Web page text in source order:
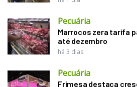
Pecuária
Marrocos zera tarifa
até dezembro
há 3 dias
Pecuária
Frimesa destaca